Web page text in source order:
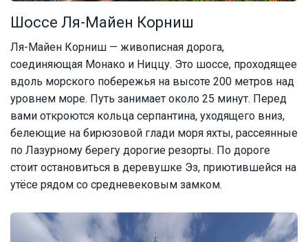
Шоссе Ля-Майен Корниш
Ля-Майен Корниш — живописная дорога,
соединяющая Монако и Ниццу. Это шоссе, проходящее
вдоль морского побережья на высоте 200 метров над
уровнем море. Путь занимает около 25 минут. Перед
вами откроются кольца серпантина, уходящего вниз,
белеющие на бирюзовой глади моря яхты, рассеянные
по Лазурному берегу дорогие резорты. По дороге
стоит остановиться в деревушке Эз, приютившейся на
утёсе рядом со средневековым замком.